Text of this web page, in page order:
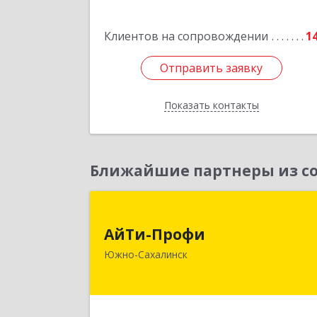
Клиентов на сопровождении
Отправить заявку
Показать контакты
Отправить заявку
Назад
Ближайшие партнеры из
АйТи-Профи
Южно-Сахалинск
693023, Сахалинская обл, город
Южно-Сахалинск г.о., Южно-
№